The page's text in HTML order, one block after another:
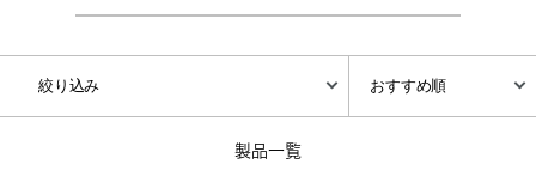
製品一覧